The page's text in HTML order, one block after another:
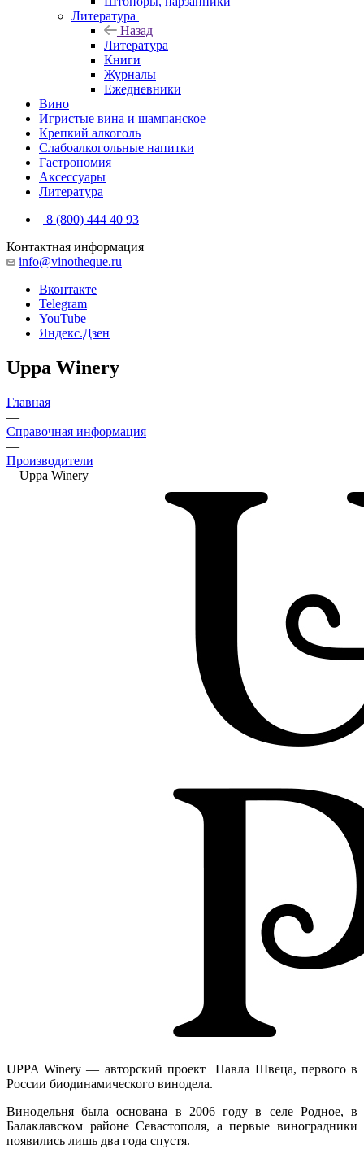
Литература
Назад
Литература
Книги
Журналы
Ежедневники
Вино
Игристые вина и шампанское
Крепкий алкоголь
Слабоалкогольные напитки
Гастрономия
Аксессуары
Литература
8 (800) 444 40 93
Контактная информация
info@vinotheque.ru
Вконтакте
Telegram
YouTube
Яндекс.Дзен
Uppa Winery
Главная
—
Справочная информация
—
Производители
—Uppa Winery
UPPA Winery — авторский проект Павла Швеца, первого в
России биодинамического винодела.
Винодельня была основана в 2006 году в селе Родное, в
Балаклавском районе Севастополя, а первые виноградники
появились лишь два года спустя.